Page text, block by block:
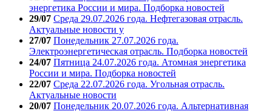
энергетика России и мира. Подборка новостей
29/07 Среда 29.07.2026 года. Нефтегазовая отрасль.
Актуальные новости у
27/07 Понедельник 27.07.2026 года.
Электроэнергетическая отрасль. Подборка новостей
24/07 Пятница 24.07.2026 года. Атомная энергетика
России и мира. Подборка новостей
22/07 Среда 22.07.2026 года. Угольная отрасль.
Актуальные новости
20/07 Понедельник 20.07.2026 года. Альтернативная